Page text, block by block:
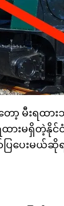
ော့ မီးရထာ
ထားမရှိတဲ့နို
ပေးမယ်ဆို